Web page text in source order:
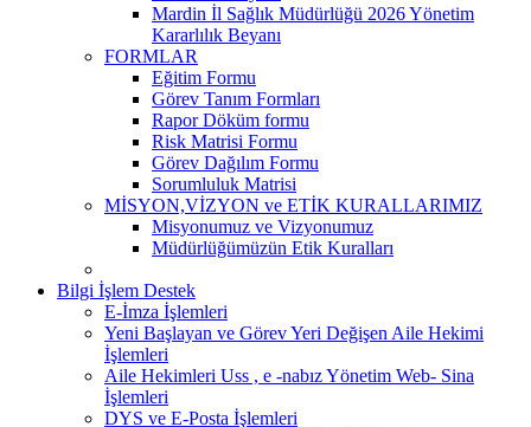
Mardin İl Sağlık Müdürlüğü 2026 Yönetim
Kararlılık Beyanı
FORMLAR
Eğitim Formu
Görev Tanım Formları
Rapor Döküm formu
Risk Matrisi Formu
Görev Dağılım Formu
Sorumluluk Matrisi
MİSYON,VİZYON ve ETİK KURALLARIMIZ
Misyonumuz ve Vizyonumuz
Müdürlüğümüzün Etik Kuralları
Bilgi İşlem Destek
E-İmza İşlemleri
Yeni Başlayan ve Görev Yeri Değişen Aile Hekimi
İşlemleri
Aile Hekimleri Uss , e -nabız Yönetim Web- Sina
İşlemleri
DYS ve E-Posta İşlemleri